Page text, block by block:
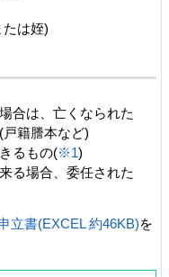
たは姪)
合は、亡くなられた
籍謄本など)
るもの(※1)
る場合、委任された
立書(EXCEL 約46KB)を